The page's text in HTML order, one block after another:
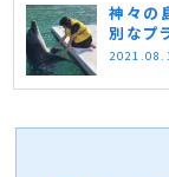
神々の
別なプ